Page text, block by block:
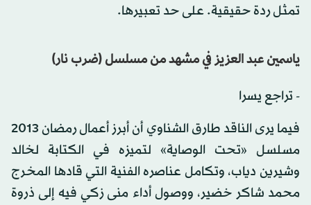
تمثل ردة حقيقية. على حد تعبيرها.
ياسمين عبد العزيز في مشهد من مسلسل (ضرب نار)
- تراجع يسرا
فيما يرى الناقد طارق الشناوي أن أبرز أعمال رمضان 2013
مسلسل «تحت الوصاية» لتميزه في الكتابة لخالد
وشيرين دياب، وتكامل عناصره الفنية التي قادها المخرج
محمد شاكر خضير، ووصول أداء منى زكي فيه إلى ذروة